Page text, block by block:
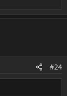
#24